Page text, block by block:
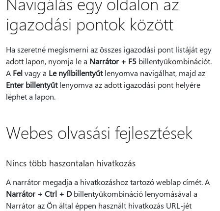
igazodási pontok között
Ha szeretné megismerni az összes igazodási pont listáját egy
adott lapon, nyomja le a Narrátor + F5 billentyűkombinációt.
A Felvagy a Le nyílbillentyűtlenyomva navigálhat, majd az
Enter billentyűtlenyomva az adott igazodási pont helyére
léphet a lapon.
Webes olvasási fejlesztések
Nincs több haszontalan hivatkozás
A narrátor megadja a hivatkozáshoz tartozó weblap címét. A
Narrátor + Ctrl + D billentyűkombináció lenyomásával a
Narrátor az Ön által éppen használt hivatkozás URL-jét